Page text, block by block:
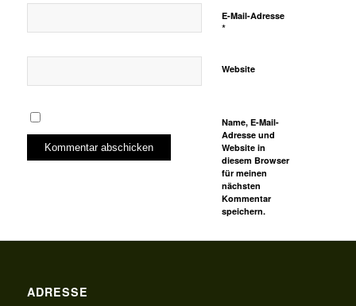
E-Mail-Adresse
*
Website
Name, E-Mail-
Adresse und
Website in
diesem Browser
für meinen
nächsten
Kommentar
speichern.
ADRESSE